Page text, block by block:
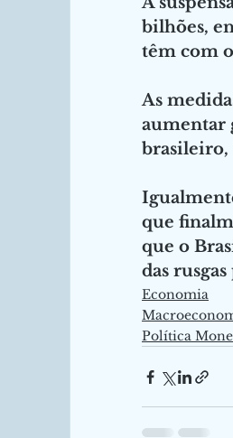
bilhões,
têm com
As
aumentar
brasileiro,
que
que o
das
Economia
Política